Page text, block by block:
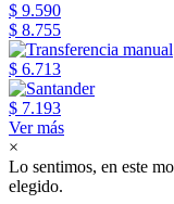
$ 9.590
$ 8.755
$ 6.713
$ 7.193
Ver más
×
Lo sentimos, en este
elegido.